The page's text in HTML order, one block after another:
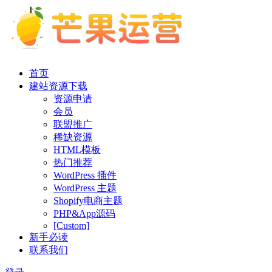
首页
建站资源下载
资源申请
会员
联盟推广
稀缺资源
HTML模板
热门推荐
WordPress 插件
WordPress 主题
Shopify电商主题
PHP&App源码
[Custom]
新手必读
联系我们